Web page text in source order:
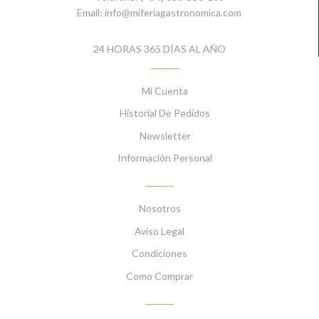
Email: info@miferiagastronomica.com
24 HORAS 365 DÍAS AL AÑO
Mi Cuenta
Historial De Pedidos
Newsletter
Información Personal
Nosotros
Aviso Legal
Condiciones
Como Comprar